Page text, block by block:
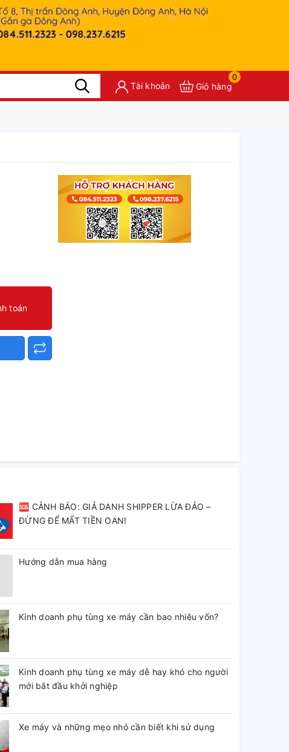
Tài khoản
0
Giỏ hàng
toán
🆘 CẢNH BÁO: GIẢ DANH SHIPPER LỪA ĐẢO –
ĐỪNG ĐỂ MẤT TIỀN OAN!
Hướng dẫn mua hàng
Kinh doanh phụ tùng xe máy cần bao nhiêu vốn?
Kinh doanh phụ tùng xe máy dễ hay khó cho người
mới bắt đầu khởi nghiệp
Xe máy và những mẹo nhỏ cần biết khi sử dụng